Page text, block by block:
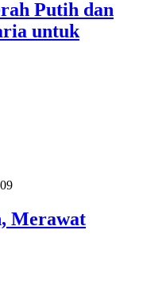
Putih dan
untuk
Merawat